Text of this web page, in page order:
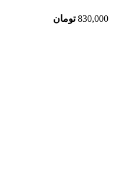
830,000 تومان